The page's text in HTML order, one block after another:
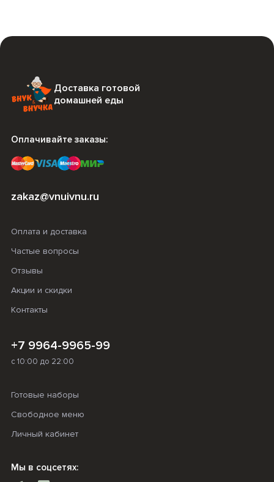
Доставка готовой
домашней еды
Оплачивайте заказы:
zakaz@vnuivnu.ru
Оплата и доставка
Частые вопросы
Отзывы
Акции и скидки
Контакты
+7 9964-9965-99
с 10:00 до 22:00
Готовые наборы
Свободное меню
Личный кабинет
Мы в соцсетях: